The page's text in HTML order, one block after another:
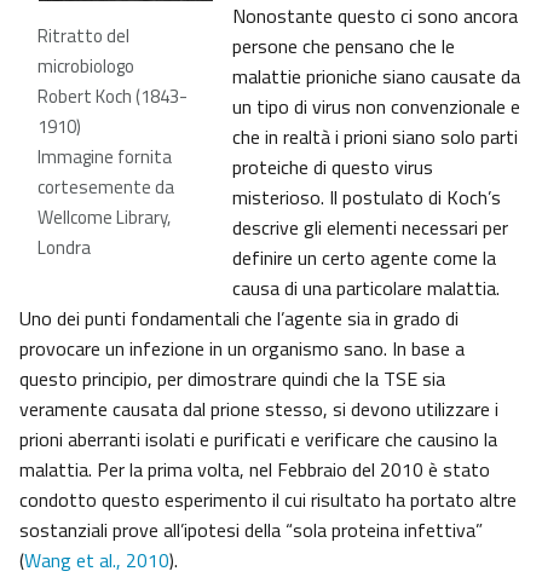
Ritratto del
microbiologo
Robert Koch (1843-
1910)
Immagine fornita
cortesemente da
Wellcome Library,
Londra
Nonostante questo ci sono ancora
persone che pensano che le
malattie prioniche siano causate da
un tipo di virus non convenzionale e
che in realtà i prioni siano solo parti
proteiche di questo virus
misterioso. Il postulato di Koch’s
descrive gli elementi necessari per
definire un certo agente come la
causa di una particolare malattia.
Uno dei punti fondamentali che l’agente sia in grado di
provocare un infezione in un organismo sano. In base a
questo principio, per dimostrare quindi che la TSE sia
veramente causata dal prione stesso, si devono utilizzare i
prioni aberranti isolati e purificati e verificare che causino la
malattia. Per la prima volta, nel Febbraio del 2010 è stato
condotto questo esperimento il cui risultato ha portato altre
sostanziali prove all’ipotesi della “sola proteina infettiva”
(Wang et al., 2010).